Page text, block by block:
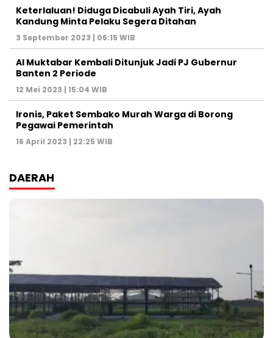
Keterlaluan! Diduga Dicabuli Ayah Tiri, Ayah
Kandung Minta Pelaku Segera Ditahan
3 September 2023 | 06:15 WIB
Al Muktabar Kembali Ditunjuk Jadi PJ Gubernur
Banten 2 Periode
12 Mei 2023 | 15:04 WIB
Ironis, Paket Sembako Murah Warga di Borong
Pegawai Pemerintah
16 April 2023 | 22:25 WIB
DAERAH